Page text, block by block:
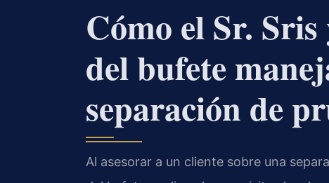
Cómo el Sr.
del bufete
separación de
Al asesorar a un cliente sobre una